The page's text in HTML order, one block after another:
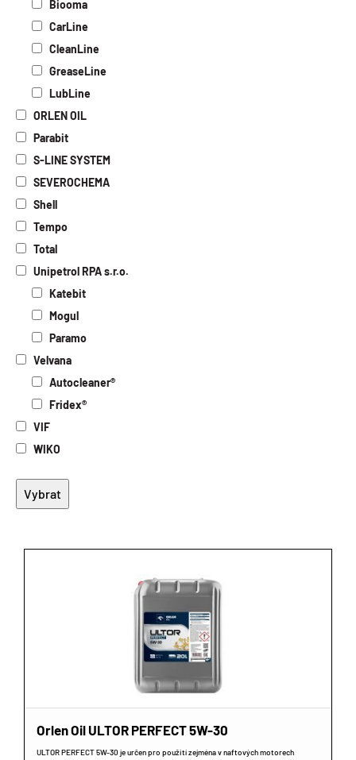
Biooma
CarLine
CleanLine
GreaseLine
LubLine
ORLEN OIL
Parabit
S-LINE SYSTEM
SEVEROCHEMA
Shell
Tempo
Total
Unipetrol RPA s.r.o.
Katebit
Mogul
Paramo
Velvana
Autocleaner®
Fridex®
VIF
WIKO
Orlen Oil ULTOR PERFECT 5W-30
ULTOR PERFECT 5W-30 je určen pro použití zejména v naftových motorech